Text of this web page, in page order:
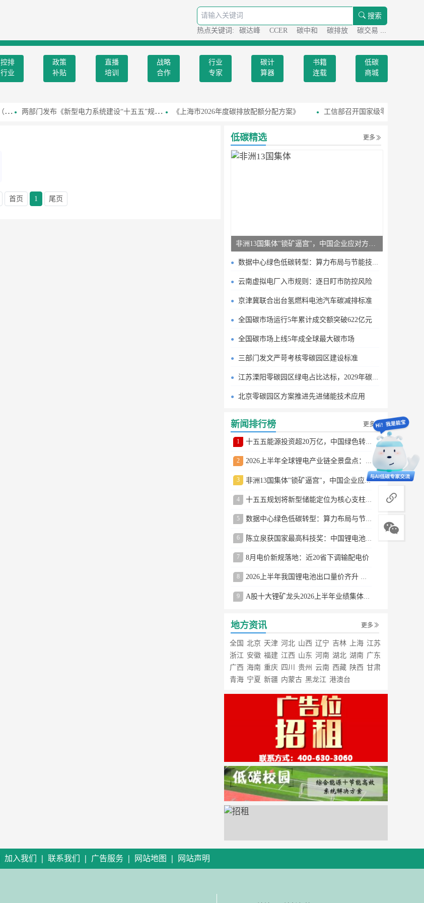
搜索
热点关键词:
碳达峰 CCER 碳中和 碳排放 碳交易
控排
行业
政策
补贴
直播
培训
战略
合作
行业
专家
碳计
算器
书籍
连载
低碳
商城
两部门发布《新型电力系统建设“十五五”规划》 《上海市2026年度碳排放配额分配方案》 工信部召开国家级零碳工厂建设
首页 1 尾页
低碳精选 更多
非洲13国集体"锁矿逼宫"，中国企业应对方案曝光
数据中心绿色低碳转型：算力布局与节能技术突破
云南虚拟电厂入市规则：逐日盯市防控风险
京津冀联合出台氢燃料电池汽车碳减排标准
全国碳市场运行5年累计成交额突破622亿元
全国碳市场上线5年成全球最大碳市场
三部门发文严苛考核零碳园区建设标准
江苏溧阳零碳园区绿电占比达标，2029年碳排目标明确
北京零碳园区方案推进先进储能技术应用
新闻排行榜 更多
1 十五五能源投资超20万亿，中国绿色转型提速
2 2026上半年全球锂电产业链全景盘点：储能爆发、整车出口高增、材料供需分化
3 非洲13国集体"锁矿逼宫"，中国企业应对方案曝光
4 十五五规划将新型储能定位为核心支柱产业
5 数据中心绿色低碳转型：算力布局与节能技术突破
6
7 8月电价新规落地：近20省下调输配电价
8 2026上半年我国锂电池出口量价齐升 德国成最大市场
9 A股十大锂矿龙头2026上半年业绩集体大涨
地方资讯 更多
全国 北京 天津 河北 山西 辽宁 吉林 上海 江苏
浙江 安徽 福建 江西 山东 河南 湖北 湖南 广东
广西 海南 重庆 四川 贵州 云南 西藏 陕西 甘肃
青海 宁夏 新疆 内蒙古 黑龙江 港澳台
加入我们 联系我们 广告服务 网站地图 网站声明